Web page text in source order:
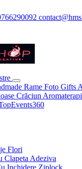
Rame Foto Gifts
Crăciun
Flori
Clapeta Adeziva
Inchidere Ziplock